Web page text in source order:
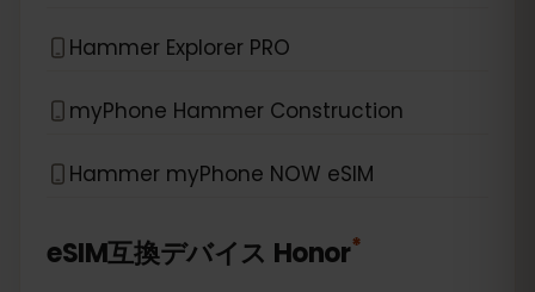
Hammer Explorer PRO
myPhone Hammer Construction
Hammer myPhone NOW eSIM
eSIM互換デバイス Honor*